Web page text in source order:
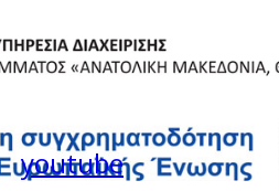
youtube